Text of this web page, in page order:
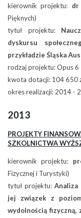
kierownik projektu: dr
Pięknych)
tytuł projektu:
dyskursu
przykładzie Śląska
rodzaj projektu: Opus 6
kwota dotacji: 104 650
okres realizacji: 2014 -
2013
PROJEKTY
SZKOLNICTWA
kierownik projektu:
Fizycznej i Turystyki)
tytuł projektu:Analiza
jej związek z
wydolnością fizyczną,